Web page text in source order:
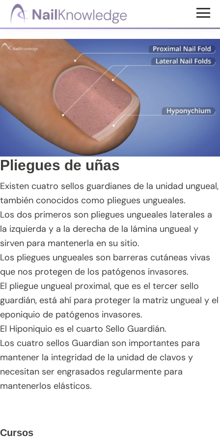
Saltar
principal
Saltar
barra
Saltar
de
Conocimientos
de
uñas
Pliegues de uñas
Existen cuatro sellos guardianes de la unidad ungueal,
también conocidos como pliegues ungueales.
Los dos primeros son pliegues ungueales laterales a
la izquierda y a la derecha de la lámina ungueal y
sirven para mantenerla en su sitio.
Los pliegues ungueales son barreras cutáneas vivas
que nos protegen de los patógenos invasores.
El pliegue ungueal proximal, que es el tercer sello
guardián, está ahí para proteger la matriz ungueal y el
eponiquio de patógenos invasores.
El Hiponiquio es el cuarto Sello Guardián.
Los cuatro sellos Guardian son importantes para
mantener la integridad de la unidad de clavos y
necesitan ser engrasados regularmente para
mantenerlos elásticos.
Barra
Cursos